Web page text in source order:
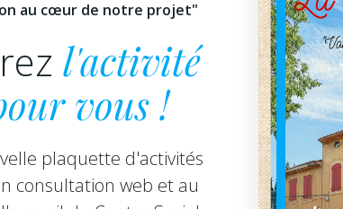
au cœur de notre projet"
l'activité
vous !
plaquette d'activités
consultation web et au